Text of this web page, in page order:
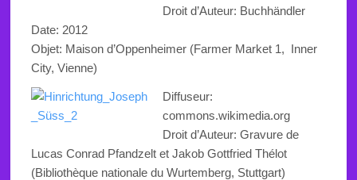
Droit d’Auteur: Buchhändler
Date: 2012
Objet: Maison d’Oppenheimer (Farmer Market 1, Inner
City, Vienne)
Diffuseur:
commons.wikimedia.org
Droit d’Auteur: Gravure de
Lucas Conrad Pfandzeltet Jakob Gottfried Thélot
(Bibliothèque nationale du Wurtemberg, Stuttgart)